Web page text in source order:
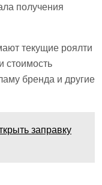
получения
текущие роялти
стоимость
бренда и другие
заправку